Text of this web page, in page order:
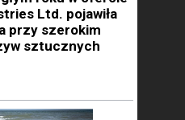
Ltd. pojawiła
przy szerokim
sztucznych